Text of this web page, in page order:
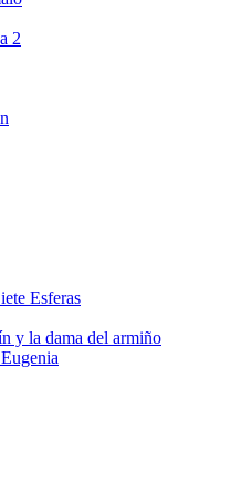
2
Esferas
y la dama del armiño